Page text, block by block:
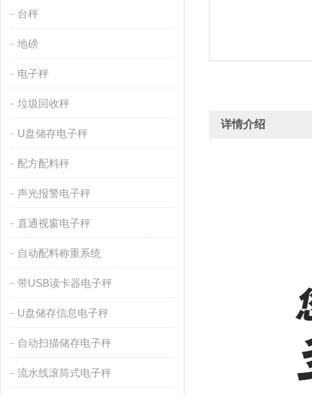
台秤
地磅
电子秤
垃圾回收秤
U盘储存电子秤
配方配料秤
声光报警电子秤
直通视窗电子秤
自动配料称重系统
带USB读卡器电子秤
U盘储存信息电子秤
自动扫描储存电子秤
流水线滚筒式电子秤
详情介绍